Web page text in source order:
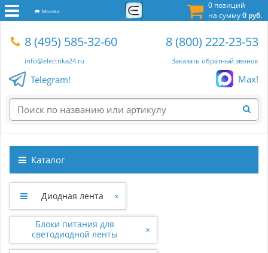
0 позиций
на сумму0 руб.
Москва
8 (495) 585-32-60
info@electrika24.ru
8 (800) 222-23-53
Заказать обратный звонок
Telegram! Max!
Каталог
Диодная лента ×
Блоки питания для
светодиодной ленты
×